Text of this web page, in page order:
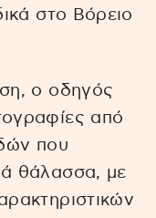
στο Βόρειο
ο οδηγός
από
που
θάλασσα, με